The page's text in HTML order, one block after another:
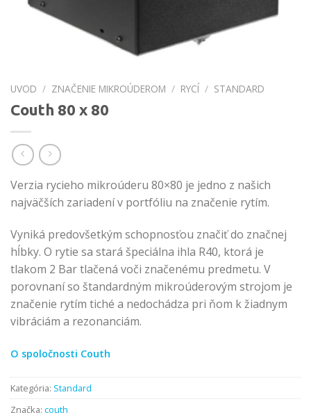
UVOD / ZNAČENIE MIKROÚDEROM / RYCÍ / STANDARD
Couth 80 x 80
Verzia rycieho mikroúderu 80×80 je jedno z našich
najväčších zariadení v portfóliu na značenie rytím.
Vyniká predovšetkým schopnosťou značiť do značnej
hĺbky. O rytie sa stará špeciálna ihla R40, ktorá je
tlakom 2 Bar tlačená voči značenému predmetu. V
porovnaní so štandardným mikroúderovým strojom je
značenie rytím tiché a nedochádza pri ňom k žiadnym
vibráciám a rezonanciám.
O spoločnosti Couth
Kategória: Standard
Značka: couth